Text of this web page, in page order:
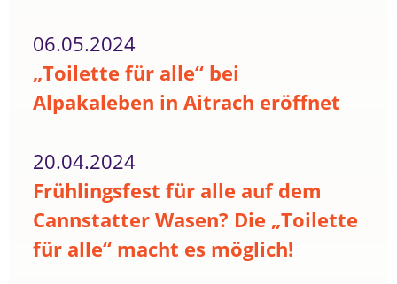
06.05.2024
„Toilette für alle“ bei
Alpakaleben in Aitrach eröffnet
20.04.2024
Frühlingsfest für alle auf dem
Cannstatter Wasen? Die „Toilette
für alle“ macht es möglich!